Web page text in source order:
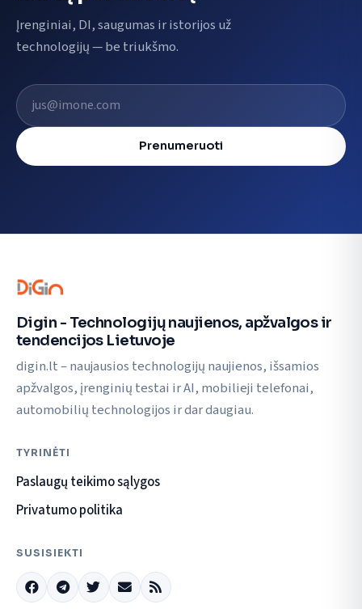
Įrenginiai, DI, saugumas ir istorijos už
technologijų — be triukšmo.
El. pašto adresas
Prenumeruoti
Digin - Technologijų naujienos, apžvalgos ir
tendencijos Lietuvoje
digin.lt – naujausios technologijų naujienos, išsamios
apžvalgos, įrenginių testai ir AI, mobilieji telefonai,
automobilių technologijos ir dar daugiau.
TYRINĖTI
Paslaugų teikimo sąlygos
Privatumo politika
SUSISIEKTI